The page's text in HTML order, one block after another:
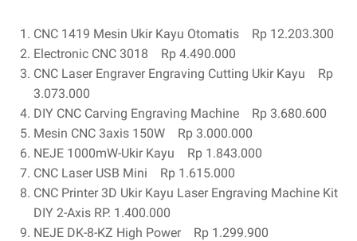
CNC 1419 Mesin Ukir Kayu Otomatis Rp 12.203.300
Electronic CNC 3018 Rp 4.490.000
CNC Laser Engraver Engraving Cutting Ukir Kayu Rp
3.073.000
DIY CNC Carving Engraving Machine Rp 3.680.600
Mesin CNC 3axis 150W Rp 3.000.000
NEJE 1000mW-Ukir Kayu Rp 1.843.000
CNC Laser USB Mini Rp 1.615.000
CNC Printer 3D Ukir Kayu Laser Engraving Machine Kit
DIY 2-Axis RP. 1.400.000
NEJE DK-8-KZ High Power Rp 1.299.900